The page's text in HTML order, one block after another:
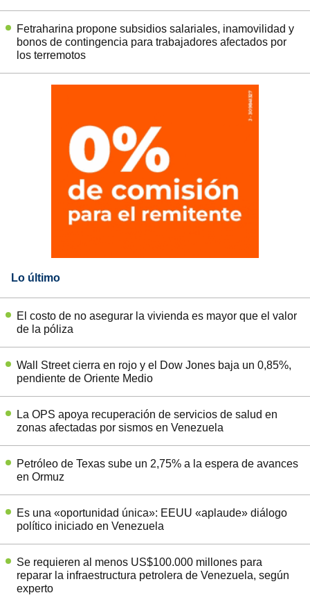
Fetraharina propone subsidios salariales, inamovilidad y
bonos de contingencia para trabajadores afectados por
los terremotos
Lo último
El costo de no asegurar la vivienda es mayor que el valor
de la póliza
Wall Street cierra en rojo y el Dow Jones baja un 0,85%,
pendiente de Oriente Medio
La OPS apoya recuperación de servicios de salud en
zonas afectadas por sismos en Venezuela
Petróleo de Texas sube un 2,75% a la espera de avances
en Ormuz
Es una «oportunidad única»: EEUU «aplaude» diálogo
político iniciado en Venezuela
Se requieren al menos US$100.000 millones para
reparar la infraestructura petrolera de Venezuela, según
experto